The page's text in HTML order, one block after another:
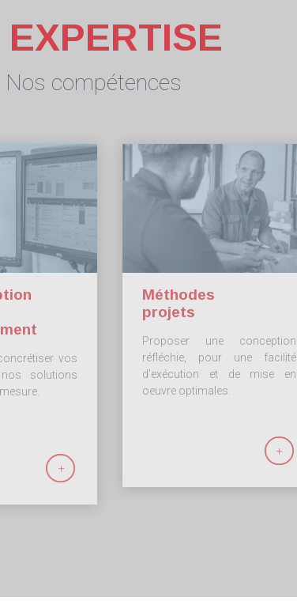
EXPERTISE
Nos compétences
vos
solutions
+
Méthodes
projets
Proposer une conception
réfléchie, pour une facilité
d’exécution et de mise en
oeuvre optimales.
+